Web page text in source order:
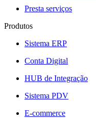
Presta serviços
Produtos
Sistema ERP
Conta Digital
HUB de Integração
Sistema PDV
E-commerce